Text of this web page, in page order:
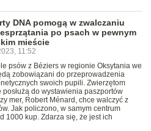
DNA pomogą w zwalczaniu
po psach w pewnym
mieście
11:52
psów z Béziers w regionie Oksytania we
zobowiązani do przeprowadzenia
swoich pupili. Zwierzętom
do wystawienia paszportów
mer, Robert Ménard, chce walczyć z
Jak policzono, w samym centrum
1000 kup. Zdarza się, że jest ich